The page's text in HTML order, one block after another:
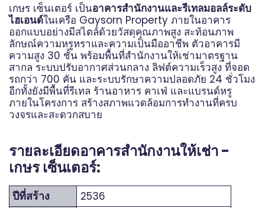
เกษร เซ็นเตอร์ เป็นอาคารสำนักงานและรีเทลมอลล์ระดับ
ไฮเอนด์ในเครือ Gaysorn Property ภายในอาคาร
ออกแบบอย่างมีสไตล์ด้วยวัสดุคุณภาพสูง สะท้อนภาพ
ลักษณ์ความหรูหราและความเป็นมืออาชีพ ตัวอาคารมี
ความสูง 30 ชั้น พร้อมพื้นที่สำนักงานให้เช่ามาตรฐาน
สากล ระบบปรับอากาศส่วนกลาง ลิฟต์ความเร็วสูง ที่จอด
รถกว่า 700 คัน และระบบรักษาความปลอดภัย 24 ชั่วโมง
อีกทั้งยังมีพื้นที่รีเทล ร้านอาหาร คาเฟ่ และแบรนด์หรู
ภายในโครงการ สร้างสภาพแวดล้อมการทำงานที่ครบ
วงจรและสะดวกสบาย
รายละเอียดอาคารสำนักงานให้เช่า -
เกษร เซ็นเตอร์:
ปีที่สร้าง 2536